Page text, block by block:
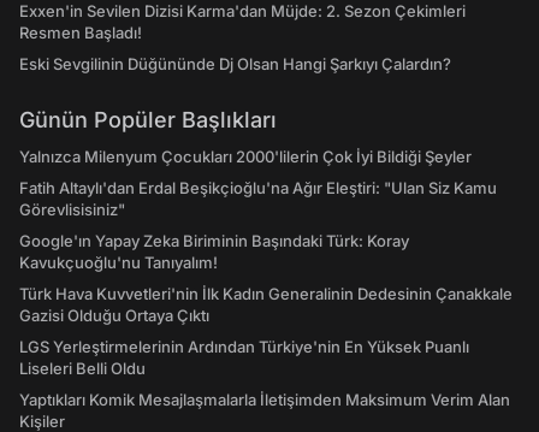
Exxen'in Sevilen Dizisi Karma'dan Müjde: 2. Sezon Çekimleri
Resmen Başladı!
Eski Sevgilinin Düğününde Dj Olsan Hangi Şarkıyı Çalardın?
Günün Popüler Başlıkları
Yalnızca Milenyum Çocukları 2000'lilerin Çok İyi Bildiği Şeyler
Fatih Altaylı'dan Erdal Beşikçioğlu'na Ağır Eleştiri: "Ulan Siz Kamu
Görevlisisiniz"
Google'ın Yapay Zeka Biriminin Başındaki Türk: Koray
Kavukçuoğlu'nu Tanıyalım!
Türk Hava Kuvvetleri'nin İlk Kadın Generalinin Dedesinin Çanakkale
Gazisi Olduğu Ortaya Çıktı
LGS Yerleştirmelerinin Ardından Türkiye'nin En Yüksek Puanlı
Liseleri Belli Oldu
Yaptıkları Komik Mesajlaşmalarla İletişimden Maksimum Verim Alan
Kişiler